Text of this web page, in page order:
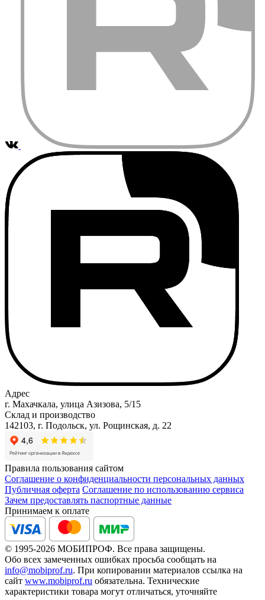
Адрес
г. Махачкала, улица Азизова, 5/15
Склад и производство
142103, г. Подольск, ул. Рощинская, д. 22
Правила пользования сайтом
Соглашение о конфиденциальности персональных данных
Публичная оферта Соглашение по использованию сервиса
Зачем предоставлять паспортные данные
Принимаем к оплате
© 1995-2026 МОБИПРОФ. Все права защищены.
Обо всех замеченных ошибках просьба сообщать на
info@mobiprof.ru. При копировании материалов ссылка на
сайт www.mobiprof.ru обязательна. Технические
характеристики товара могут отличаться, уточняйте